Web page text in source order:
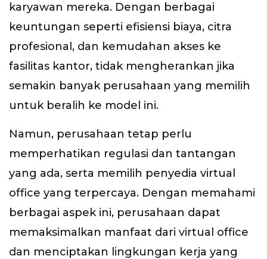
karyawan mereka. Dengan berbagai
keuntungan seperti efisiensi biaya, citra
profesional, dan kemudahan akses ke
fasilitas kantor, tidak mengherankan jika
semakin banyak perusahaan yang memilih
untuk beralih ke model ini.
Namun, perusahaan tetap perlu
memperhatikan regulasi dan tantangan
yang ada, serta memilih penyedia virtual
office yang terpercaya. Dengan memahami
berbagai aspek ini, perusahaan dapat
memaksimalkan manfaat dari virtual office
dan menciptakan lingkungan kerja yang